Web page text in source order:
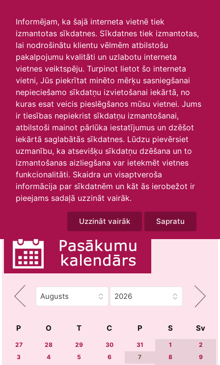
Informējam, ka šajā interneta vietnē tiek
izmantotas sīkdatnes. Sīkdatnes tiek izmantotas,
lai nodrošinātu klientu vēlmēm atbilstošu
pakalpojumu kvalitāti un uzlabotu interneta
vietnes veiktspēju. Turpinot lietot šo interneta
vietni, Jūs piekrītat minēto mērķu sasniegšanai
nepieciešamo sīkdatņu izvietošanai iekārtā, no
kuras esat veicis pieslēgšanos mūsu vietnei. Jums
ir tiesības nepiekrist sīkdatņu izmantošanai,
atbilstoši mainot pārlūka iestatījumus un dzēšot
iekārtā saglabātās sīkdatnes. Lūdzu pievērsiet
uzmanību, ka atsevišķu sīkdatņu dzēšana un to
izmantošanas aizliegšana var ietekmēt vietnes
funkcionalitāti. Skaidra un visaptveroša
informācija par sīkdatnēm un kāt ās ierobežot ir
pieejams sadaļā uzzināt vairāk.
Uzzināt vairāk Sapratu
Skats :
Aktuālie
Šodien Šonedēļ
Šomēnes
Arhīvs
Pasākumi
Pārgājiens gar jūru 2022
16.08.2022 - 17.08.2022
PROJEKTA DIENA
29.08.2018
P O T C P S Sv
27 28 29 30 31 1
2
3
4 5 6 7 8
9